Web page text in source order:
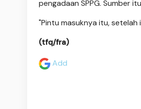
pengadaan SPPG. Sumber
"Pintu masuknya itu,
(tfq/fra)
Add